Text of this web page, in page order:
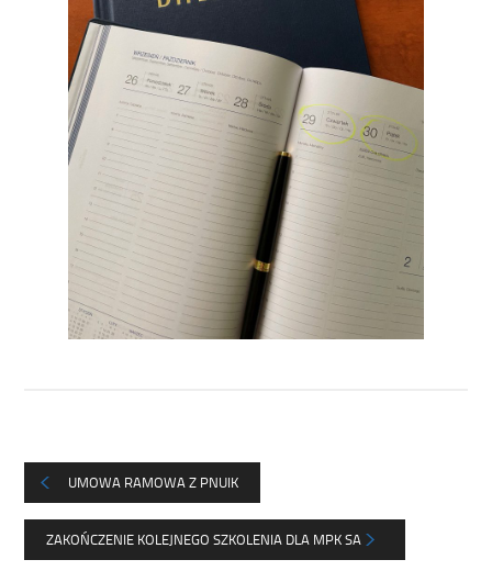
UMOWA RAMOWA Z PNUIK
ZAKOŃCZENIE KOLEJNEGO SZKOLENIA DLA MPK SA